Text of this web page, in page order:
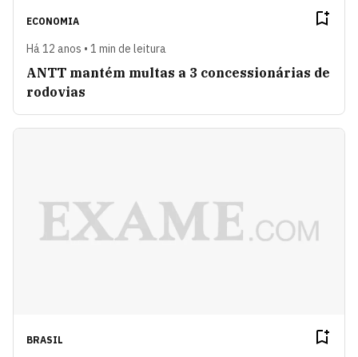
ECONOMIA
Há 12 anos • 1 min de leitura
ANTT mantém multas a 3 concessionárias de
rodovias
BRASIL